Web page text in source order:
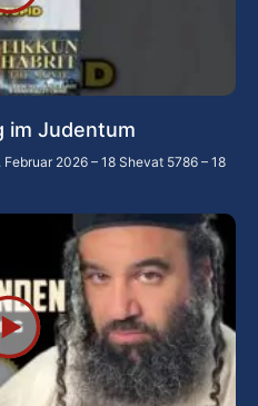
im Judentum
Februar 2026 – 18 Shevat 5786 – 18